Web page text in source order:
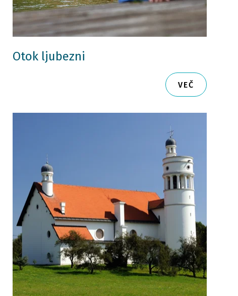
Otok ljubezni
VEČ